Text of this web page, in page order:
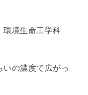
環境生命工学科
いの濃度で広がっ